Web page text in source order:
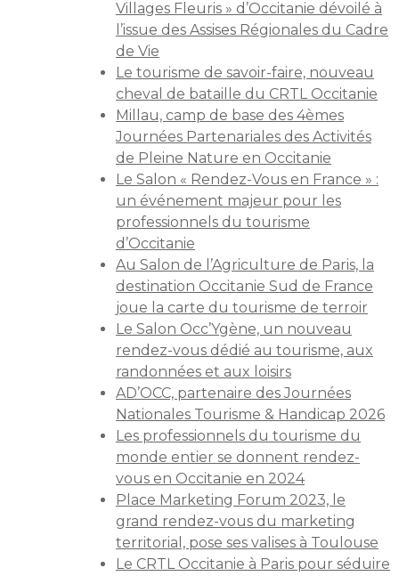
Villages Fleuris » d’Occitanie dévoilé à
l’issue des Assises Régionales du Cadre
de Vie
Le tourisme de savoir-faire, nouveau
cheval de bataille du CRTL Occitanie
Millau, camp de base des 4èmes
Journées Partenariales des Activités
de Pleine Nature en Occitanie
Le Salon « Rendez-Vous en France » :
un événement majeur pour les
professionnels du tourisme
d’Occitanie
Au Salon de l’Agriculture de Paris, la
destination Occitanie Sud de France
joue la carte du tourisme de terroir
Le Salon Occ’Ygène, un nouveau
rendez-vous dédié au tourisme, aux
randonnées et aux loisirs
AD’OCC, partenaire des Journées
Nationales Tourisme & Handicap 2026
Les professionnels du tourisme du
monde entier se donnent rendez-
vous en Occitanie en 2024
Place Marketing Forum 2023, le
grand rendez-vous du marketing
territorial, pose ses valises à Toulouse
Le CRTL Occitanie à Paris pour séduire